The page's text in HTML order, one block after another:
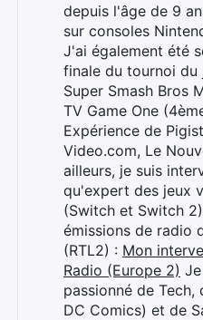
depuis l'âge de 9
sur consoles
J'ai également été
finale du tournoi du
Super Smash Bros
TV Game One
Expérience de
Video.com, Le
ailleurs, je suis
qu'expert des jeux
(Switch et Switch
émissions de radio
(RTL2) : Mon
Radio (Europe 2)
passionné de
DC Comics) et de